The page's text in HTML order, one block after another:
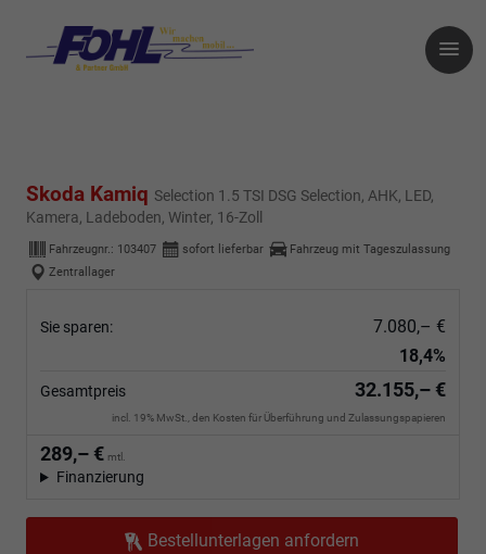
Skoda Kamiq Selection 1.5 TSI DSG Selection, AHK, LED,
Kamera, Ladeboden, Winter, 16-Zoll
Fahrzeugnr.: 103407 sofort lieferbar
Fahrzeug mit Tageszulassung
Zentrallager
Sie sparen:
7.080,– €
18,4%
Gesamtpreis 32.155,– €
incl. 19% MwSt., den Kosten für Überführung und Zulassungspapieren
289,– € mtl.
Finanzierung
Bestellunterlagen anfordern